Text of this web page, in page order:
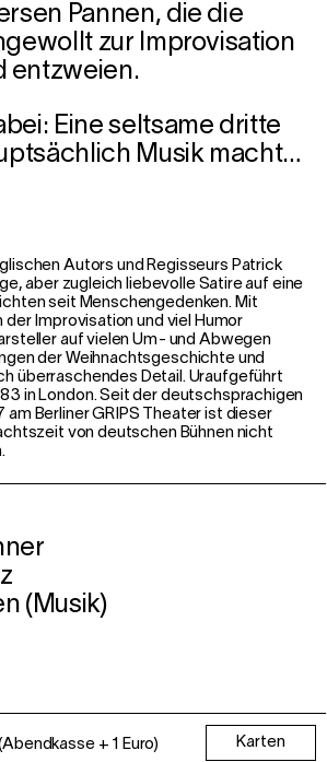
Pannen, die die
zur Improvisation
entzweien.
Eine seltsame dritte
Musik macht…
Autors und Regisseurs Patrick
aber zugleich liebevolle Satire auf eine
seit Menschengedenken. Mit
der Improvisation und viel Humor
auf vielen Um- und Abwegen
der Weihnachtsgeschichte und
überraschendes Detail. Uraufgeführt
in London. Seit der deutschsprachigen
am Berliner GRIPS Theater ist dieser
von deutschen Bühnen nicht
(Musik)
+ 1 Euro) Karten